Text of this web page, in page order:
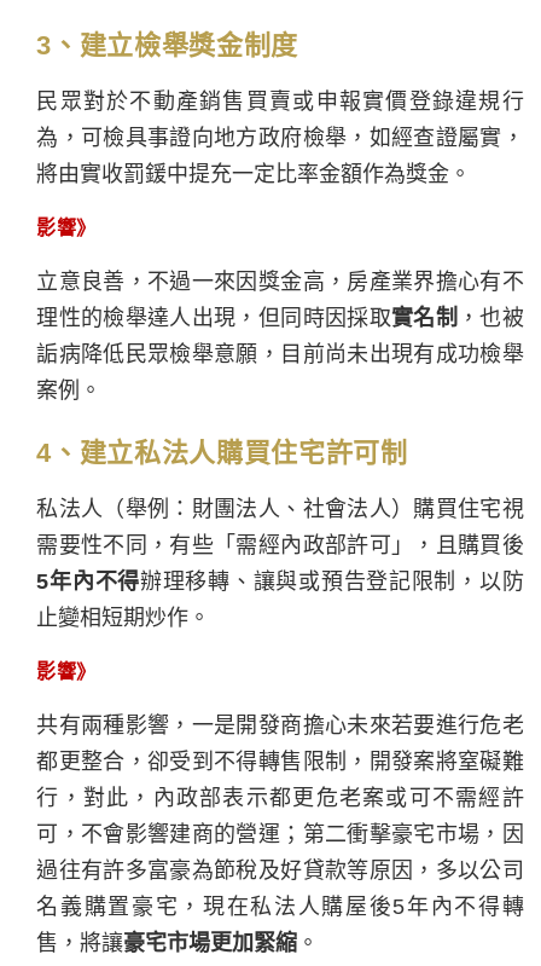
3、建立檢舉獎金制度
民眾對於不動產銷售買賣或申報實價登錄違規行
為，可檢具事證向地方政府檢舉，如經查證屬實，
將由實收罰鍰中提充一定比率金額作為獎金。
影響》
立意良善，不過一來因獎金高，房產業界擔心有不
理性的檢舉達人出現，但同時因採取實名制 ，也被
詬病降低民眾檢舉意願，目前尚未出現有成功檢舉
案例。
4、建立私法人購買住宅許可制
私法人（舉例：財團法人、社會法人）購買住宅視
需要性不同，有些「需經內政部許可」，且購買後
5年內不得辦理移轉、讓與或預告登記限制，以防
止變相短期炒作。
影響》
共有兩種影響，一是開發商擔心未來若要進行危老
都更整合，卻受到不得轉售限制，開發案將窒礙難
行，對此，內政部表示都更危老案或可不需經許
可，不會影響建商的營運；第二衝擊豪宅市場，因
過往有許多富豪為節稅及好貸款等原因，多以公司
名義購置豪宅，現在私法人購屋後5年內不得轉
售，將讓豪宅市場更加緊縮 。